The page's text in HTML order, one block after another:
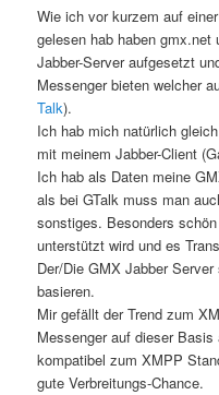
Wie ich vor kurzem auf
gelesen hab haben gmx.net
Jabber-Server aufgesetzt
Messenger bieten welcher
Talk).
Ich hab mich natürlich
mit meinem Jabber-Client
Ich hab als Daten meine
als bei GTalk muss man
sonstiges. Besonders
unterstützt wird und es
Der/Die GMX Jabber
basieren.
Mir gefällt der Trend zum
Messenger auf dieser
kompatibel zum XMPP
gute Verbreitungs-Chance.